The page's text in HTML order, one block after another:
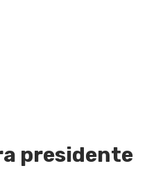
presidente